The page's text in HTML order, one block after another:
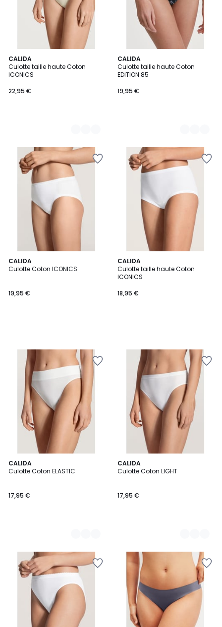
CALIDA
Culotte taille haute Coton
ICONICS
22,95 €
3
Couleurs
CALIDA
Culotte taille haute Coton
EDITION 85
19,95 €
9
Couleurs
CALIDA
Culotte Coton ICONICS
19,95 €
CALIDA
Culotte taille haute Coton
ICONICS
18,95 €
CALIDA
Culotte Coton ELASTIC
17,95 €
10
Couleurs
CALIDA
Culotte Coton LIGHT
17,95 €
2
Couleurs